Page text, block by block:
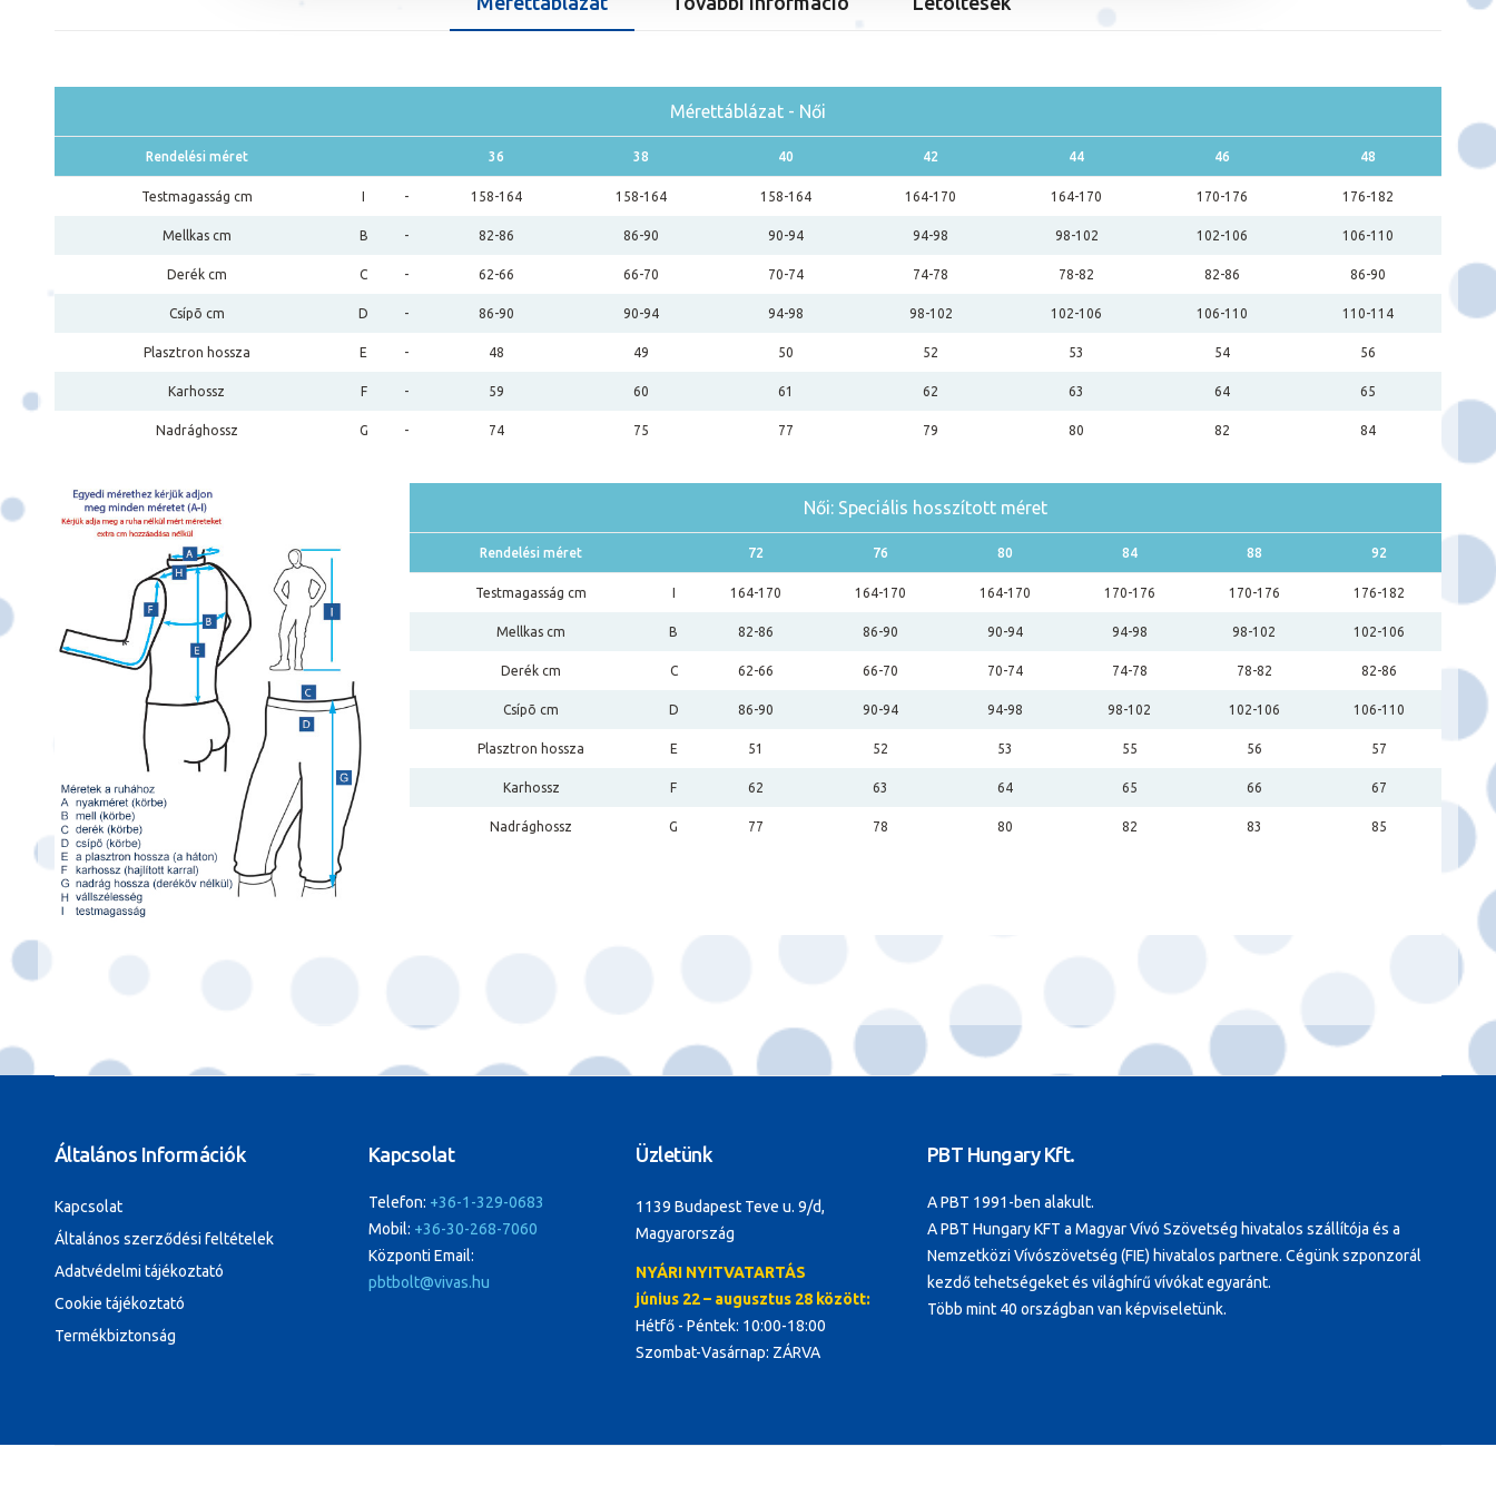
Mérettáblázat - Női
Rendelési méret 36 38 40 42 44 46 48
Testmagasság cm I - 158-164 158-164 158-164 164-170 164-170 170-176 176-182
Mellkas cm B - 82-86 86-90 90-94 94-98 98-102 102-106 106-110
Derék cm C - 62-66 66-70 70-74 74-78 78-82 82-86 86-90
Csípõ cm D - 86-90 90-94 94-98 98-102 102-106 106-110 110-114
Plasztron hossza E - 48 49 50 52 53 54 56
Karhossz F - 59 60 61 62 63 64 65
Nadrághossz G - 74 75 77 79 80 82 84
Női: Speciális hosszított méret
Rendelési méret 72 76 80 84 88 92
Testmagasság cm I 164-170 164-170 164-170 170-176 170-176 176-182
Mellkas cm B 82-86 86-90 90-94 94-98 98-102 102-106
Derék cm C 62-66 66-70 70-74 74-78 78-82 82-86
Csípõ cm D 86-90 90-94 94-98 98-102 102-106 106-110
Plasztron hossza E 51 52 53 55 56 57
Karhossz F 62 63 64 65 66 67
Nadrághossz G 77 78 80 82 83 85
Általános Információk
Kapcsolat
Általános szerződési feltételek
Adatvédelmi tájékoztató
Cookie tájékoztató
Termékbiztonság
Kapcsolat
Telefon: +36-1-329-0683
Mobil: +36-30-268-7060
Központi Email:
pbtbolt@vivas.hu
Üzletünk
1139 Budapest Teve u. 9/d,
Magyarország
NYÁRI NYITVATARTÁS
június 22 – augusztus 28 között:
Hétfő - Péntek: 10:00-18:00
Szombat-Vasárnap: ZÁRVA
PBT Hungary Kft.
A PBT 1991-ben alakult.
A PBT Hungary KFT a Magyar Vívó Szövetség hivatalos szállítója és a
Nemzetközi Vívószövetség (FIE) hivatalos partnere. Cégünk szponzorál
kezdő tehetségeket és világhírű vívókat egyaránt.
Több mint 40 országban van képviseletünk.